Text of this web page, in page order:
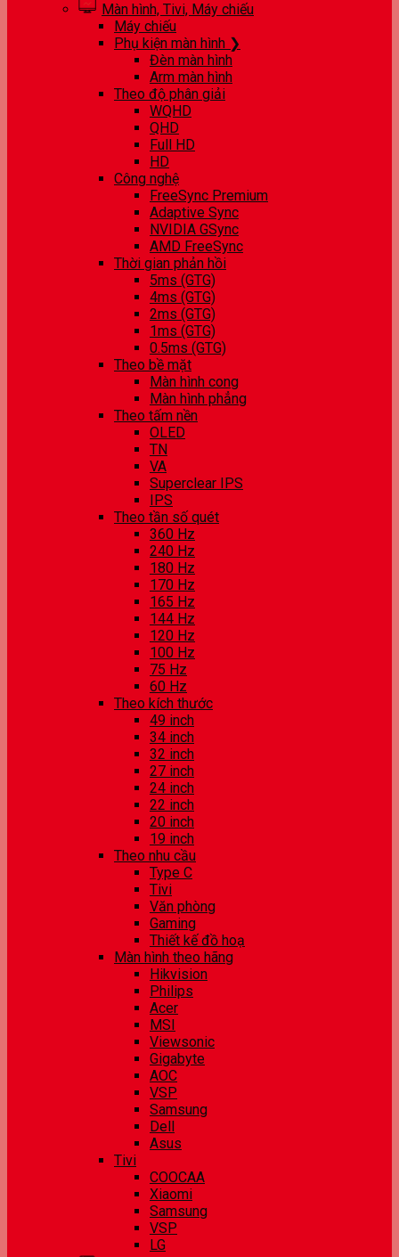
Màn hình, Tivi, Máy chiếu
Máy chiếu
Phụ kiện màn hình ❯
Đèn màn hình
Arm màn hình
Theo độ phân giải
WQHD
QHD
Full HD
HD
Công nghệ
FreeSync Premium
Adaptive Sync
NVIDIA GSync
AMD FreeSync
Thời gian phản hồi
5ms (GTG)
4ms (GTG)
2ms (GTG)
1ms (GTG)
0.5ms (GTG)
Theo bề mặt
Màn hình cong
Màn hình phẳng
Theo tấm nền
OLED
TN
VA
Superclear IPS
IPS
Theo tần số quét
360 Hz
240 Hz
180 Hz
170 Hz
165 Hz
144 Hz
120 Hz
100 Hz
75 Hz
60 Hz
Theo kích thước
49 inch
34 inch
32 inch
27 inch
24 inch
22 inch
20 inch
19 inch
Theo nhu cầu
Type C
Tivi
Văn phòng
Gaming
Thiết kế đồ hoạ
Màn hình theo hãng
Hikvision
Philips
Acer
MSI
Viewsonic
Gigabyte
AOC
VSP
Samsung
Dell
Asus
Tivi
COOCAA
Xiaomi
Samsung
VSP
LG